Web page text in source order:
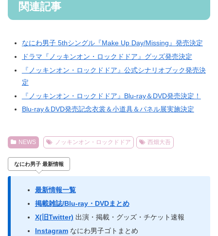
関連記事
なにわ男子 5thシングル『Make Up Day/Missing』発売決定
ドラマ『ノッキンオン・ロックドドア』グッズ発売決定
『ノッキンオン・ロックドドア』公式シナリオブック発売決
定
『ノッキンオン・ロックドドア』Blu-ray＆DVD発売決定！
Blu-ray＆DVD発売記念衣裳＆小道具＆パネル展実施決定
NEWS ノッキンオン・ロックドドア 西畑大吾
なにわ男子 最新情報
最新情報一覧
掲載雑誌/Blu-ray・DVDまとめ
X(旧Twitter) 出演・掲載・グッズ・チケット速報
Instagramなにわ男子ゴトまとめ